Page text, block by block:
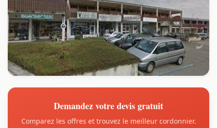
Demandez votre devis gratuit
Comparez les offres et trouvez le meilleur cordonnier.